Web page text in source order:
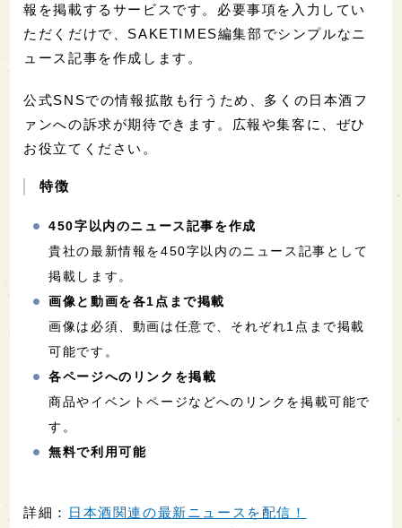
報を掲載するサービスです。必要事項を入力してい
ただくだけで、SAKETIMES編集部でシンプルなニ
ュース記事を作成します。
公式SNSでの情報拡散も行うため、多くの日本酒フ
ァンへの訴求が期待できます。広報や集客に、ぜひ
お役立てください。
特徴
450字以内のニュース記事を作成
貴社の最新情報を450字以内のニュース記事として
掲載します。
画像と動画を各1点まで掲載
画像は必須、動画は任意で、それぞれ1点まで掲載
可能です。
各ページへのリンクを掲載
商品やイベントページなどへのリンクを掲載可能で
す。
無料で利用可能
詳細：
日本酒関連の最新ニュースを配信！